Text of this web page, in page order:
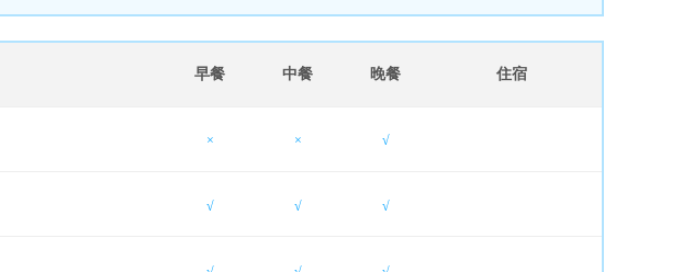
早餐 中餐 晚餐 住宿
× × √
√ √ √